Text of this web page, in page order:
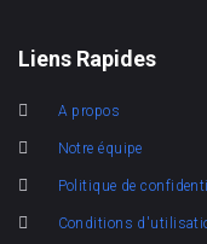
Liens Rapides
A propos
Notre équipe
Politique de
Conditions